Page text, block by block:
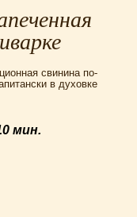
свинина по-
в духовке
мин.